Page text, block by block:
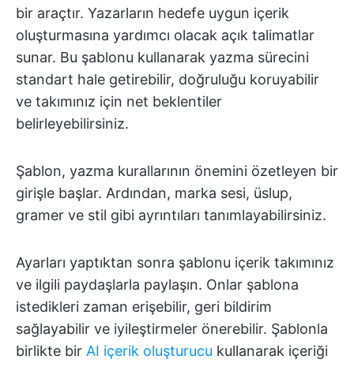
bir araçtır. Yazarların hedefe uygun içerik
oluşturmasına yardımcı olacak açık talimatlar
sunar. Bu şablonu kullanarak yazma sürecini
standart hale getirebilir, doğruluğu koruyabilir
ve takımınız için net beklentiler
belirleyebilirsiniz.
Şablon, yazma kurallarının önemini özetleyen bir
girişle başlar. Ardından, marka sesi, üslup,
gramer ve stil gibi ayrıntıları tanımlayabilirsiniz.
Ayarları yaptıktan sonra şablonu içerik takımınız
ve ilgili paydaşlarla paylaşın. Onlar şablona
istedikleri zaman erişebilir, geri bildirim
sağlayabilir ve iyileştirmeler önerebilir. Şablonla
birlikte bir AI içerik oluşturucu kullanarak içeriği